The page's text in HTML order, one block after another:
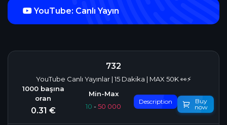
YouTube: Canlı Yayın
732
YouTube Canlı Yayınlar | 15 Dakika | MAX 50K 👀⚡
0.31 € 10 -50 000
Description
Buy
now